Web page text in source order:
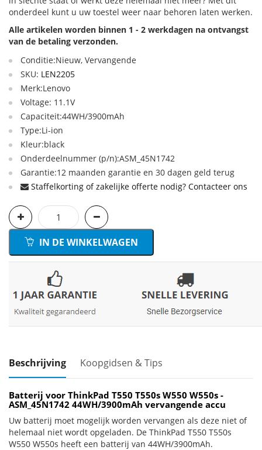
onderdeel kunt u uw toestel weer naar behoren laten werken.
Alle artikelen worden binnen 1 - 2 werkdagen na ontvangst
van de betaling verzonden.
Conditie:Nieuw, Vervangende
SKU: LEN2205
Merk:Lenovo
Voltage: 11.1V
Capaciteit:44WH/3900mAh
Type:Li-ion
Kleur:black
Onderdeelnummer (p/n):ASM_45N1742
Garantie:12 maanden garantie en 30 dagen geld terug
Staffelkorting of zakelijke offerte nodig? Contacteer ons
IN DE WINKELWAGEN
Beschrijving Koopgidsen & Tips
Batterij voor ThinkPad T550 T550s W550 W550s -
ASM_45N1742 44WH/3900mAh vervangende accu
Uw batterij moet mogelijk worden vervangen als deze niet of
helemaal niet wordt opgeladen. De ThinkPad T550 T550s
W550 W550s heeft een batterij van 44WH/3900mAh.